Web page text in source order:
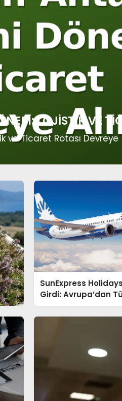
LOJISTIK VE
ve Ticaret Rotası Devreye
SunExpress
Girdi: Avrupa’dan
Yeni Tatil Dönemi